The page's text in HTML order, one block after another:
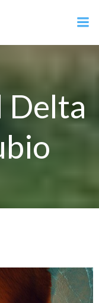
Delta